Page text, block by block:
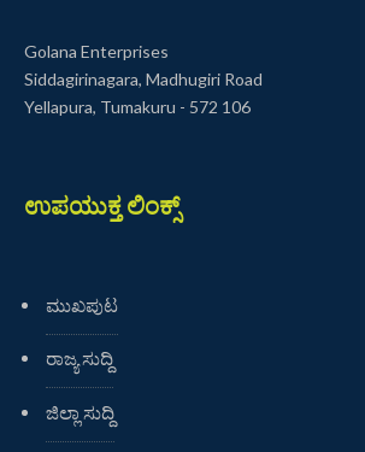
Golana Enterprises
Siddagirinagara, Madhugiri Road
Yellapura, Tumakuru - 572 106
ಉಪಯುಕ್ತ ಲಿಂಕ್ಸ್
ಮುಖಪುಟ
ರಾಜ್ಯ ಸುದ್ದಿ
ಜಿಲ್ಲಾ ಸುದ್ದಿ